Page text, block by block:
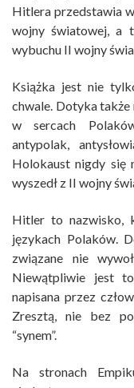
Hitlera przedstawia
wojny światowej, a
wybuchu II wojny
Książka jest nie
chwale. Dotyka
w sercach
antypolak,
Holokaust nigdy się
wyszedł z II wojny
Hitler to nazwisko,
językach Polaków.
związane nie
Niewątpliwie jest
napisana przez
Zresztą, nie bez
“synem”.
Na stronach